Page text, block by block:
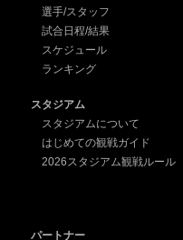
選手/スタッフ
試合日程/結果
スケジュール
ランキング
スタジアム
スタジアムについて
はじめての観戦ガイド
2026スタジアム観戦ルール
パートナー